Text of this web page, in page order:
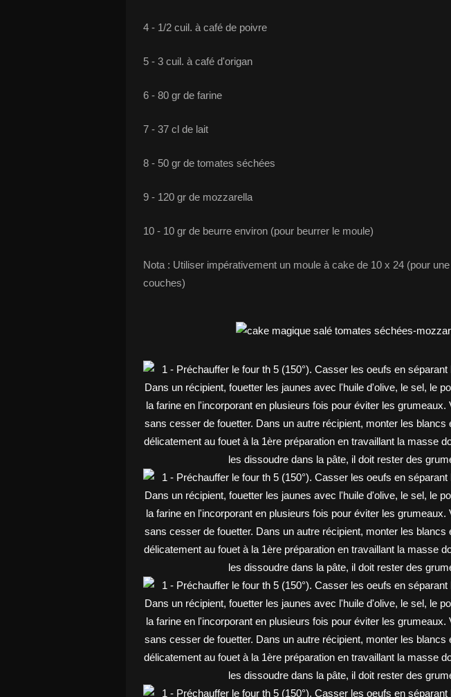
4 - 1/2 cuil. à café de poivre
5 - 3 cuil. à café d'origan
6 - 80 gr de farine
7 - 37 cl de lait
8 - 50 gr de tomates séchées
9 - 120 gr de mozzarella
10 - 10 gr de beurre environ (pour beurrer le moule)
Nota : Utiliser impérativement un moule à cake de 10 x 24 (pour
couches)